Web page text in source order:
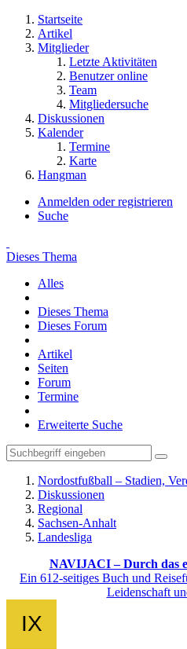
Startseite
Artikel
Mitglieder
Letzte Aktivitäten
Benutzer online
Team
Mitgliedersuche
Diskussionen
Kalender
Termine
Karte
Hangman
Anmelden oder registrieren
Suche
Dieses Thema
Alles
Dieses Thema
Dieses Forum
Artikel
Seiten
Forum
Termine
Erweiterte Suche
Nordostfußball – Stadien,
Diskussionen
Regional
Sachsen-Anhalt
Landesliga
NAVIJACI – Durch das
Ein 612-seitiges Buch und
Leidenschaft